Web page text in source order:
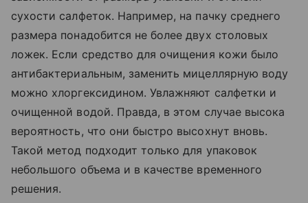
сухости салфеток. Например, на пачку среднего
размера понадобится не более двух столовых
ложек. Если средство для очищения кожи было
антибактериальным, заменить мицеллярную воду
можно хлоргексидином. Увлажняют салфетки и
очищенной водой. Правда, в этом случае высока
вероятность, что они быстро высохнут вновь.
Такой метод подходит только для упаковок
небольшого объема и в качестве временного
решения.